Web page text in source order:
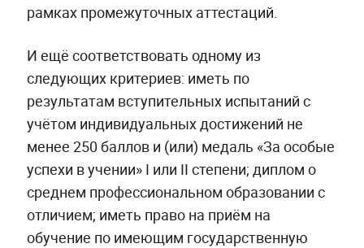
рамках промежуточных аттестаций.
И ещё соответствовать одному из
следующих критериев: иметь по
результатам вступительных испытаний с
учётом индивидуальных достижений не
менее 250 баллов и (или) медаль «За особые
успехи в учении» I или II степени; диплом о
среднем профессиональном образовании с
отличием; иметь право на приём на
обучение по имеющим государственную